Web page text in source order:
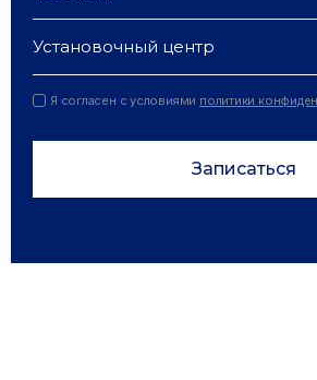
Установочный центр
Я согласен с условиями политики
Записаться